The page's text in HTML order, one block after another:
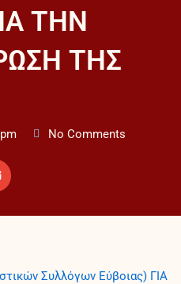
ΤΗΝ
ΤΗΣ
No Comments
Συλλόγων Εύβοιας) ΓΙΑ